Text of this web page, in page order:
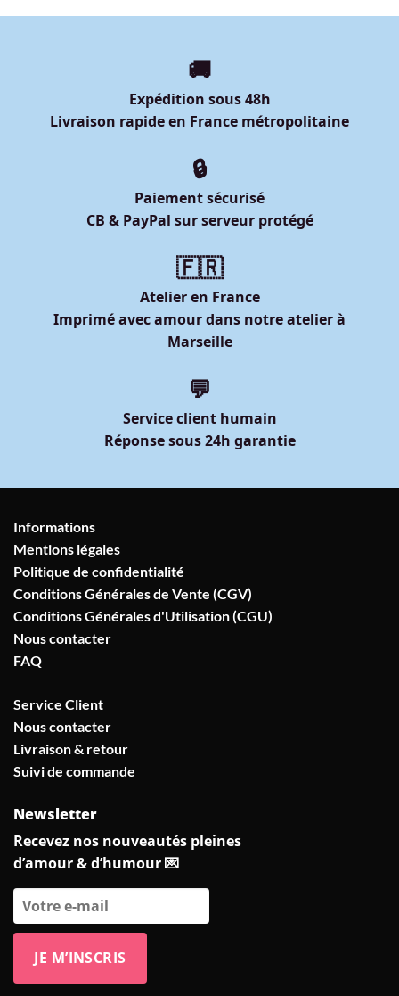
🚚
Expédition sous 48h
Livraison rapide en France métropolitaine
🔒
Paiement sécurisé
CB & PayPal sur serveur protégé
🇫🇷
Atelier en France
Imprimé avec amour dans notre atelier à
Marseille
💬
Service client humain
Réponse sous 24h garantie
Informations
Mentions légales
Politique de confidentialité
Conditions Générales de Vente (CGV)
Conditions Générales d'Utilisation (CGU)
Nous contacter
FAQ
Service Client
Nous contacter
Livraison & retour
Suivi de commande
Newsletter
Recevez nos nouveautés pleines
d’amour & d’humour 💌